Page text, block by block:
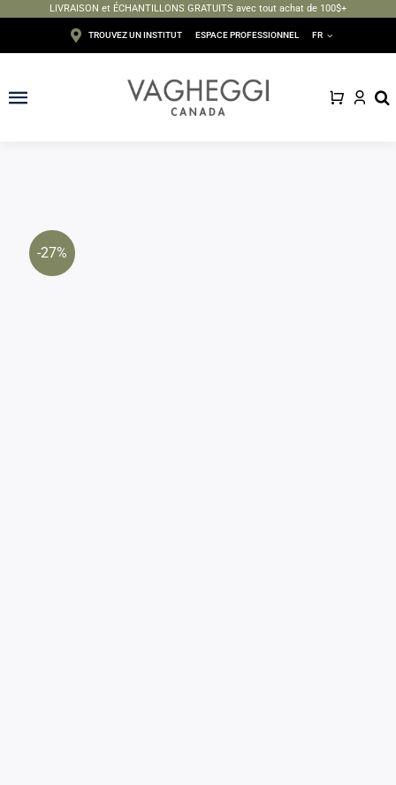
LIVRAISON et ÉCHANTILLONS GRATUITS avec tout achat de 100$+
TROUVEZ UN INSTITUT ESPACE PROFESSIONNEL FR
Toggle
Épilation
-27%